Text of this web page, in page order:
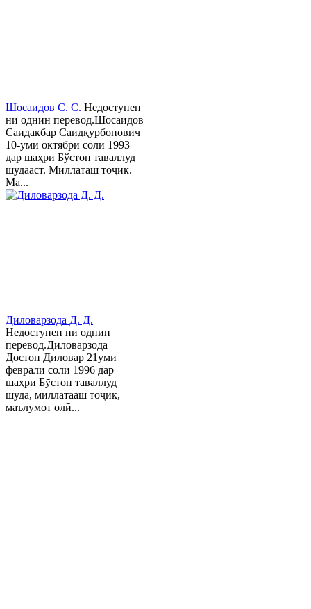
Шосаидов С. С. Недоступен
ни однин перевод.Шосаидов
Саидакбар Саидқурбонович
10-уми октябри соли 1993
дар шаҳри Бўстон таваллуд
шудааст. Миллаташ тоҷик.
Ма...
Диловарзода Д. Д.
Недоступен ни однин
перевод.Диловарзода
Достон Диловар 21уми
феврали соли 1996 дар
шаҳри Бӯстон таваллуд
шуда, миллатааш тоҷик,
маълумот олӣ...